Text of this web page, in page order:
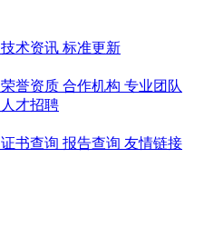
技术资讯 标准更新
荣誉资质 合作机构 专业团队
人才招聘
证书查询 报告查询 友情链接